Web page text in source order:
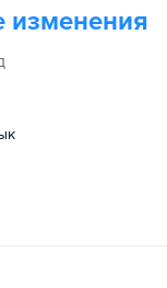
изменения